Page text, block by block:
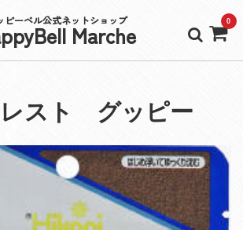
ピーベル公式ネットショップ
Marche 0
スト グッピー